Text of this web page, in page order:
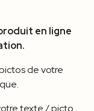
en ligne
de votre
texte / picto